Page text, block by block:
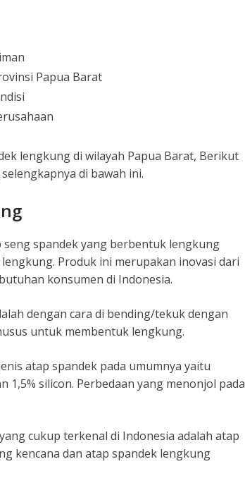
Papua Barat
lengkung di wilayah Papua Barat, Berikut
di bawah ini.
seng spandek yang berbentuk lengkung
Produk ini merupakan inovasi dari
konsumen di Indonesia.
dengan cara di bending/tekuk dengan
untuk membentuk lengkung.
atap spandek pada umumnya yaitu
1,5% silicon. Perbedaan yang menonjol pada
cukup terkenal di Indonesia adalah atap
kencana dan atap spandek lengkung